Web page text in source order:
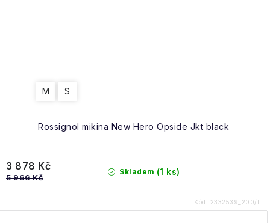
Rossignol mikina New Hero Opside Jkt black
M S
Skladem (1 ks)
3 878 Kč
5 966 Kč
Kód: 2332539_200/L